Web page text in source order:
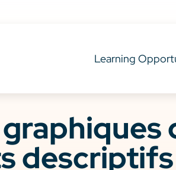
Learning
descriptifs